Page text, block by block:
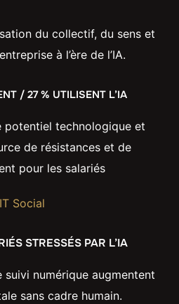
du collectif, du sens et
à l’ère de l’IA.
/ 27 % UTILISENT L’IA
potentiel technologique et
de résistances et de
pour les salariés
IT Social
STRESSÉS PAR L’IA
suivi numérique augmentent
sans cadre humain.